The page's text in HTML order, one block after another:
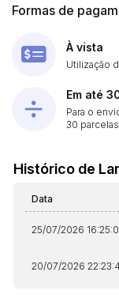
Formas de
À vista
Utilização
Em até
Para o
30
Histórico de
Data
25/07/2026
20/07/2026